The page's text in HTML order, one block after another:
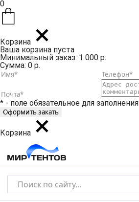
0
Корзина
Ваша корзина пуста
Минимальный заказ: 1 000 р.
Сумма: 0 р.
* - поле обязательное для заполнения
Корзина